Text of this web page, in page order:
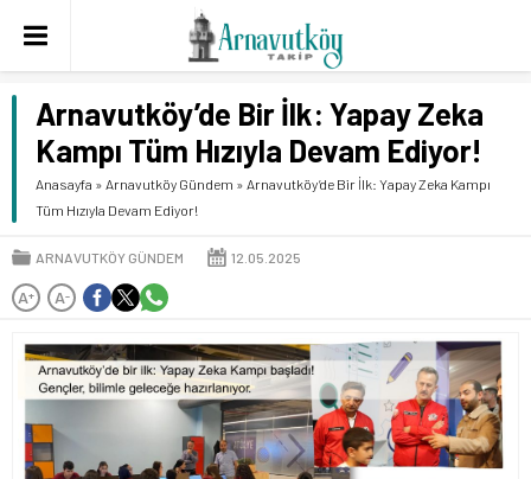
Arnavutköy’de Bir İlk: Yapay Zeka
Kampı Tüm Hızıyla Devam Ediyor!
Anasayfa » Arnavutköy Gündem » Arnavutköy’de Bir İlk: Yapay Zeka Kampı
Tüm Hızıyla Devam Ediyor!
ARNAVUTKÖY GÜNDEM 12.05.2025
A+ A-